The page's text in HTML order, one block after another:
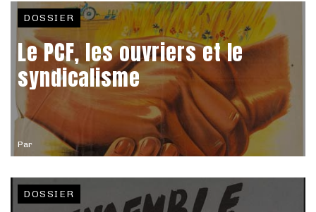
Par
DOSSIER
Le PCF, les ouvriers et le
syndicalisme
DOSSIER